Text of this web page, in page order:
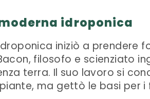
idroponica
iniziò a prendere
filosofo e scienziato
terra. Il suo lavoro si
ma gettò le basi per